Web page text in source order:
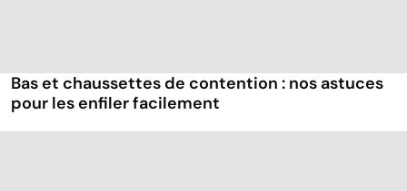
Bas et chaussettes de contention : nos astuces
pour les enfiler facilement